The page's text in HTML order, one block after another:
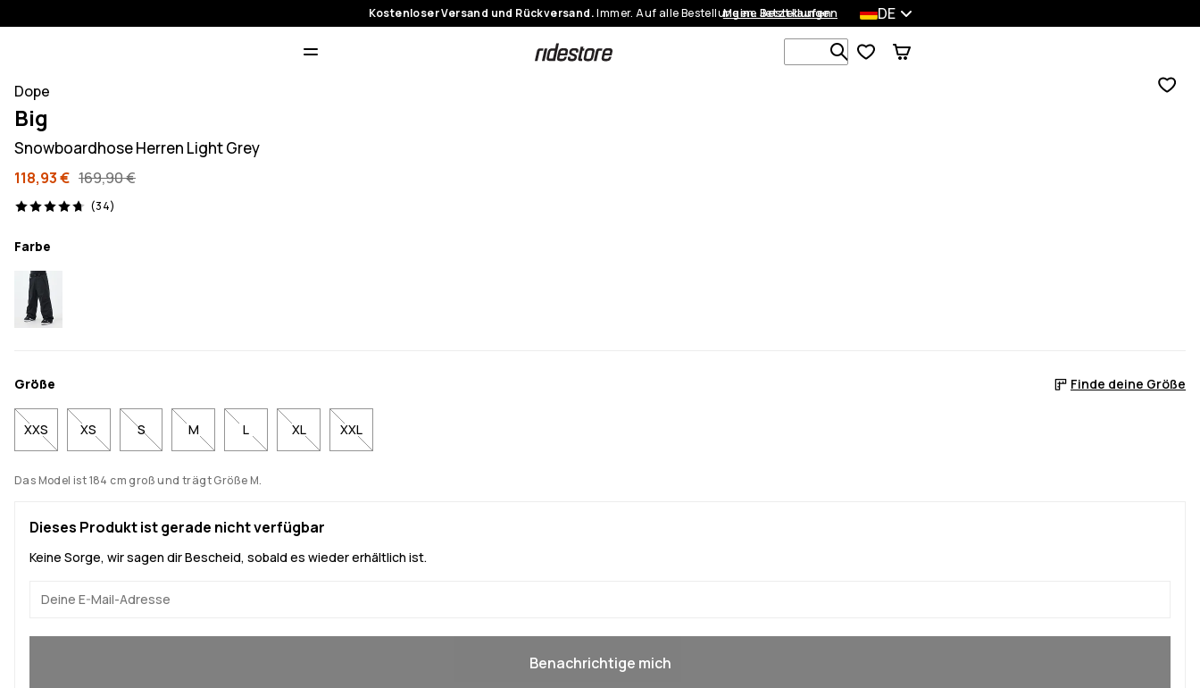
Kostenloser Versand und Rückversand.Immer. Auf alle Bestellungen. Jetzt kaufen
Meine Bestellungen DE
Durchsuche 1 000+ Produkte
Dope
Big
Snowboardhose Herren Light Grey
118,93 € 169,90 €
(34)
34 Reviews, 4.7/5
Farbe
Größe Finde deine Größe
XXS XS S M L XL XXL
Das Model ist 184 cm groß und trägt Größe M.
Dieses Produkt ist gerade nicht verfügbar
Keine Sorge, wir sagen dir Bescheid, sobald es wieder erhältlich ist.
Benachrichtige mich